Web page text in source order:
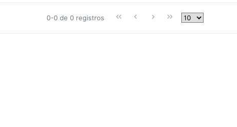
0-0 de 0 registros